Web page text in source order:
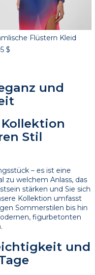
Flüstern Kleid
$
und
Stil
– es ist eine
zu welchem Anlass, das
stärken und Sie sich
Kollektion umfasst
Sommerstilen bis hin
figurbetonten
und